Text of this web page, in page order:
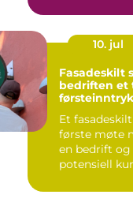
kostnader...
10. jul
Fasadeskilt
bedriften et
Et
første møte
en bedrift og
potensiell